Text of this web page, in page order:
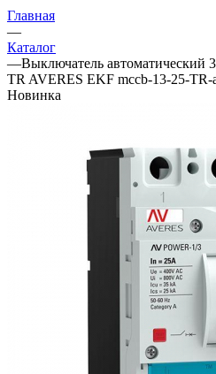
Главная
—
Каталог
—Выключатель
TR AVERES EKF mccb-13-25-TR-
Новинка